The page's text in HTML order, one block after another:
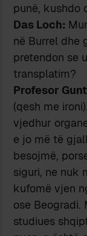
punë, kushdo
Das Loch:
në Burrel dhe
pretendon se
transplatim?
Profesor
(qesh me
vjedhur
e jo më të
besojmë,
siguri, ne nuk
kufomë vjen
ose Beogradi.
studiues